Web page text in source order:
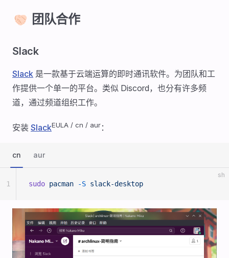
🤝🏻 团队合作
Slack
Slack 是一款基于云端运算的即时通讯软件。为团队和工
作提供一个单一的平台。类似 Discord，也分有许多频
道，通过频道组织工作。
安装 SlackEULA / cn / aur：
cn aur
sh
sudo pacman -S slack-desktop
1